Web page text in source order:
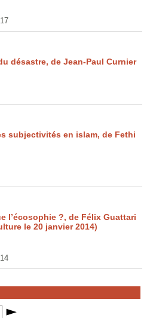
désastre, de Jean-Paul Curnier
subjectivités en islam, de Fethi
l’écosophie ?, de Félix Guattari
le 20 janvier 2014)